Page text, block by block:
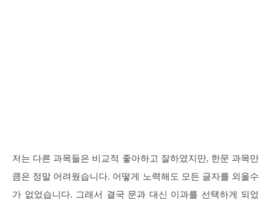
저는 다른 과목들은 비교적 좋아하고 잘하였지만, 한문 과목만
큼은 정말 어려웠습니다. 어떻게 노력해도 모든 글자를 외울수
가 없었습니다. 그래서 결국 문과 대신 이과를 선택하게 되었